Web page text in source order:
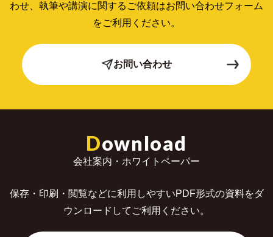
わせ、 執筆や講演に関するご依頼はお問い合わせフォーム
をご利用ください。
お問い合わせ
Download
会社案内・ホワイトペーパー
保存・印刷・閲覧などに利用しやすいPDF形式の資料をダ
ウンロードしてご利用ください。